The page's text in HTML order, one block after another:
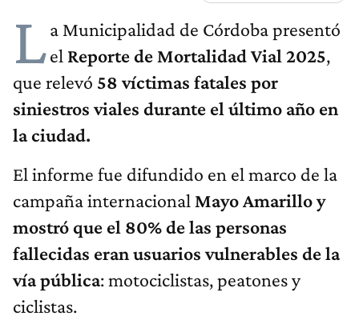
La Municipalidad de Córdoba presentó
el Reporte de Mortalidad Vial 2025,
que relevó 58 víctimas fatales por
siniestros viales durante el último año en
la ciudad.
El informe fue difundido en el marco de la
campaña internacional Mayo Amarillo y
mostró que el 80% de las personas
fallecidas eran usuarios vulnerables de la
vía pública: motociclistas, peatones y
ciclistas.